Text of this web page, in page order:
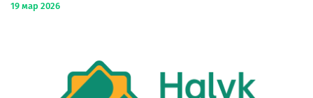
19 мар 2026